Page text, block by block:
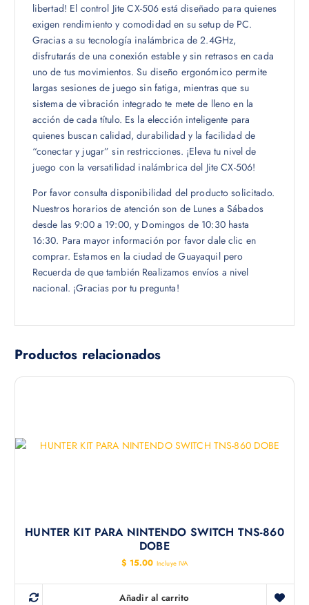
libertad! El control Jite CX-506 está diseñado para quienes
exigen rendimiento y comodidad en su setup de PC.
Gracias a su tecnología inalámbrica de 2.4GHz,
disfrutarás de una conexión estable y sin retrasos en cada
uno de tus movimientos. Su diseño ergonómico permite
largas sesiones de juego sin fatiga, mientras que su
sistema de vibración integrado te mete de lleno en la
acción de cada título. Es la elección inteligente para
quienes buscan calidad, durabilidad y la facilidad de
“conectar y jugar” sin restricciones. ¡Eleva tu nivel de
juego con la versatilidad inalámbrica del Jite CX-506!
Por favor consulta disponibilidad del producto solicitado.
Nuestros horarios de atención son de Lunes a Sábados
desde las 9:00 a 19:00, y Domingos de 10:30 hasta
16:30. Para mayor información por favor dale clic en
comprar. Estamos en la ciudad de Guayaquil pero
Recuerda de que también Realizamos envíos a nivel
nacional. ¡Gracias por tu pregunta!
Productos relacionados
HUNTER KIT PARA NINTENDO SWITCH TNS-860
DOBE
$ 15.00 Incluye IVA
Añadir al carrito